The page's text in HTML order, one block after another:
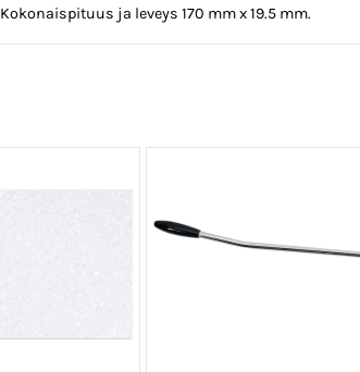
ja leveys 170 mm x 19.5 mm.